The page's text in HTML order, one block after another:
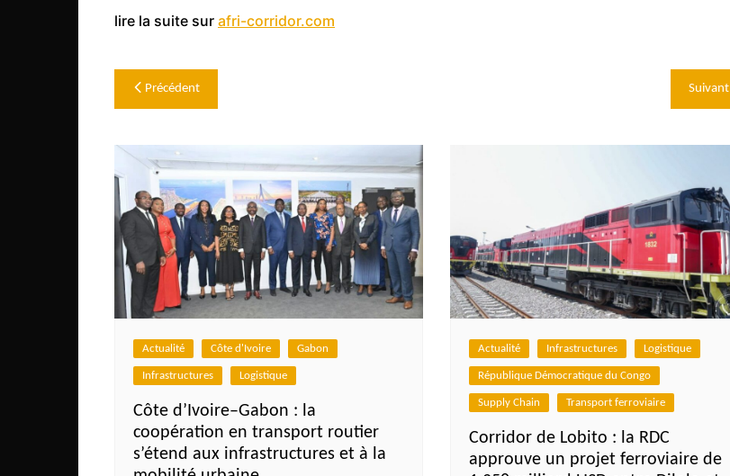
lire la suite sur afri-corridor.com
Navigation
l’article
Précédent Suivant
Actualité Côte d'Ivoire Gabon
Infrastructures Logistique
Côte d’Ivoire–Gabon : la
coopération en transport routier
s’étend aux infrastructures et à la
Actualité Infrastructures Logistique
République Démocratique du Congo
Supply Chain Transport ferroviaire
Corridor de Lobito : la RDC
approuve un projet ferroviaire de